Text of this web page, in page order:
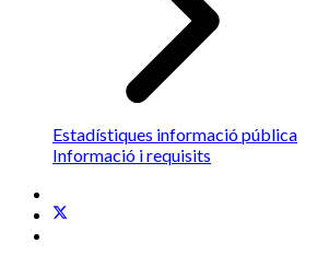
Estadístiques informació pública
Informació i requisits